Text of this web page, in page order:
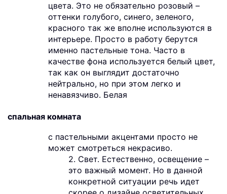
цвета. Это не обязательно розовый –
оттенки голубого, синего, зеленого,
красного так же вполне используются в
интерьере. Просто в работу берутся
именно пастельные тона. Часто в
качестве фона используется белый цвет,
так как он выглядит достаточно
нейтрально, но при этом легко и
ненавязчиво. Белая
спальная комната
с пастельными акцентами просто не
может смотреться некрасиво.
2. Свет. Естественно, освещение –
это важный момент. Но в данной
конкретной ситуации речь идет